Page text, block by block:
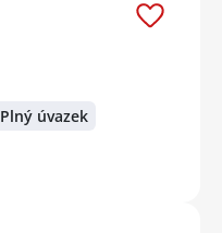
Plný úvazek